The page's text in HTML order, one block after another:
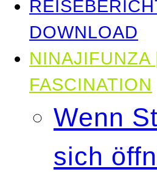
DOWNLOAD
NINAJIFUNZA
FASCINATION
Wenn
sich